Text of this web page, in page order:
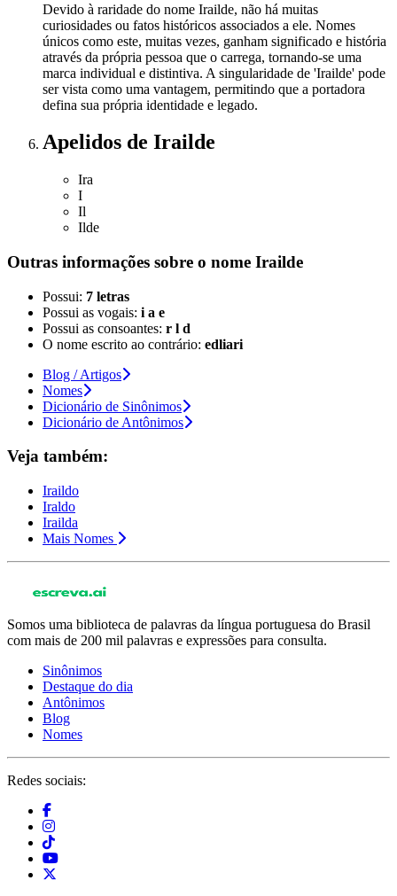
Devido à raridade do nome Irailde, não há muitas
curiosidades ou fatos históricos associados a ele. Nomes
únicos como este, muitas vezes, ganham significado e história
através da própria pessoa que o carrega, tornando-se uma
marca individual e distintiva. A singularidade de 'Irailde' pode
ser vista como uma vantagem, permitindo que a portadora
defina sua própria identidade e legado.
Apelidos de Irailde
Ira
I
Il
Ilde
Outras informações sobre o nome Irailde
Possui: 7 letras
Possui as vogais: i a e
Possui as consoantes: r l d
O nome escrito ao contrário: edliari
Blog / Artigos
Nomes
Dicionário de Sinônimos
Dicionário de Antônimos
Veja também:
Iraildo
Iraldo
Irailda
Mais Nomes
Somos uma biblioteca de palavras da língua portuguesa do Brasil
com mais de 200 mil palavras e expressões para consulta.
Sinônimos
Destaque do dia
Antônimos
Blog
Nomes
Redes sociais: